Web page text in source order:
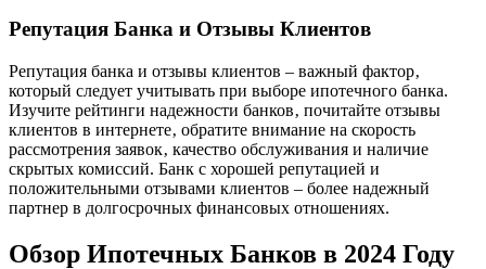
Репутация Банка и Отзывы Клиентов
Репутация банка и отзывы клиентов – важный фактор‚
который следует учитывать при выборе ипотечного банка.
Изучите рейтинги надежности банков‚ почитайте отзывы
клиентов в интернете‚ обратите внимание на скорость
рассмотрения заявок‚ качество обслуживания и наличие
скрытых комиссий. Банк с хорошей репутацией и
положительными отзывами клиентов – более надежный
партнер в долгосрочных финансовых отношениях.
Обзор Ипотечных Банков в 2024 Году